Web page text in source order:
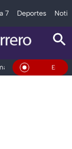
7 Deportes
Deportes En Vivo